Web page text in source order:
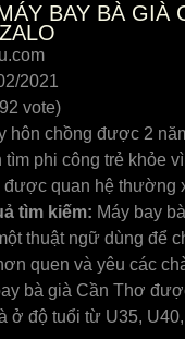
BAY BÀ GIÀ
2021
vote)
hôn chồng được 2
phi công trẻ khỏe
được quan hệ thường
tìm kiếm: Máy bay
thuật ngữ dùng để
quen và yêu các
bà già Cần Thơ
ở độ tuổi từ U35,